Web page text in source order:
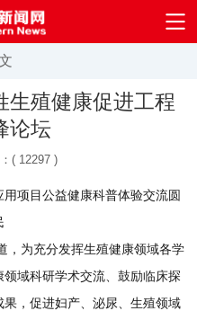
生殖健康促进工程
论坛
( 12297 )
项目公益健康科普体验交流圆
，为充分发挥生殖健康领域各学
域科研学术交流、⿎励临床探
，促进妇产、泌尿、⽣殖领域